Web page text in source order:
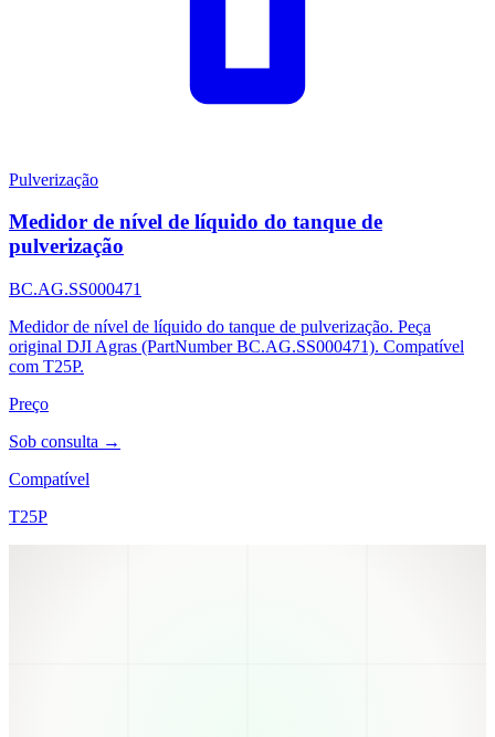
Pulverização
Medidor de nível de líquido do tanque de
pulverização
BC.AG.SS000471
Medidor de nível de líquido do tanque de pulverização. Peça
original DJI Agras (PartNumber BC.AG.SS000471). Compatível
com T25P.
Preço
Sob consulta →
Compatível
T25P